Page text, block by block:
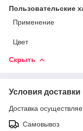
Пользовательские
Применение
Цвет
Скрыть
Условия доставки
Доставка
Самовывоз